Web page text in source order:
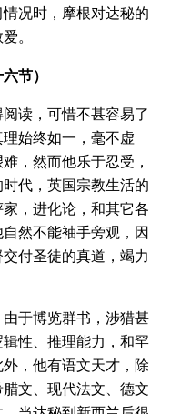
况时，摩根对达秘的
。
节）
读，可惜不甚容易了
始终如一，毫不虚
，然而他乐于忍受，
代，英国宗教生活的
，进化论，和其它各
然不能袖手旁观，因
付圣徒的真道，竭力
于博览群书，涉猎甚
性、推理能力，和罕
，他有语文天才，除
文、现代法文、德文